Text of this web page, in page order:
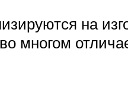
на
многом